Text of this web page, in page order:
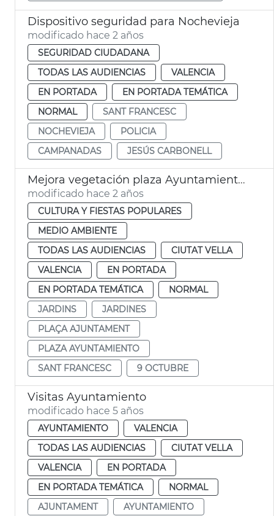
Dispositivo seguridad para Nochevieja
modificado hace 2 años
SEGURIDAD CIUDADANA
TODAS LAS AUDIENCIAS
VALENCIA
EN PORTADA
EN PORTADA TEMÁTICA
NORMAL
SANT FRANCESC
NOCHEVIEJA
POLICIA
CAMPANADAS
JESÚS CARBONELL
Mejora vegetación plaza Ayuntamiento 9 Octubre
modificado hace 2 años
CULTURA Y FIESTAS POPULARES
MEDIO AMBIENTE
TODAS LAS AUDIENCIAS
CIUTAT VELLA
VALENCIA
EN PORTADA
EN PORTADA TEMÁTICA
NORMAL
JARDINS
JARDINES
PLAÇA AJUNTAMENT
PLAZA AYUNTAMIENTO
SANT FRANCESC
9 OCTUBRE
Visitas Ayuntamiento
modificado hace 5 años
AYUNTAMIENTO
VALENCIA
TODAS LAS AUDIENCIAS
CIUTAT VELLA
VALENCIA
EN PORTADA
EN PORTADA TEMÁTICA
NORMAL
AJUNTAMENT
AYUNTAMIENTO